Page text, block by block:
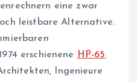
eine zwar
leistbare Alternative.
erschienene HP-65.
Ingenieure